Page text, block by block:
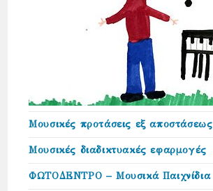
Μουσικές προτάσεις εξ αποστάσεως
Μουσικές διαδικτυακές εφαρμογές
ΦΩΤΟΔΕΝΤΡΟ – Μουσικά Παιχνίδια